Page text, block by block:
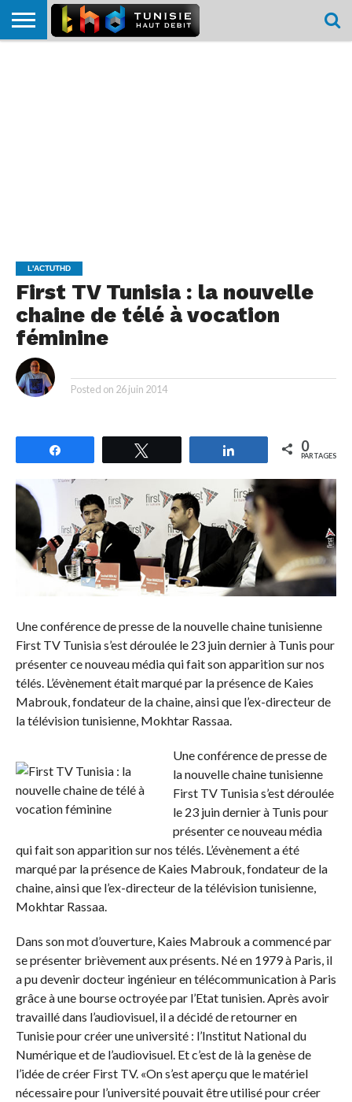
L'ACTUTHD
First TV Tunisia : la nouvelle
chaine de télé à vocation
féminine
Posted on 26 juin 2014
Partagez 0
PARTAGES
Une conférence de presse de la nouvelle chaine tunisienne
First TV Tunisia s’est déroulée le 23 juin dernier à Tunis pour
présenter ce nouveau média qui fait son apparition sur nos
télés. L’évènement était marqué par la présence de Kaies
Mabrouk, fondateur de la chaine, ainsi que l’ex-directeur de
la télévision tunisienne, Mokhtar Rassaa.
Une conférence de presse de
la nouvelle chaine tunisienne
First TV Tunisia s’est déroulée
le 23 juin dernier à Tunis pour
présenter ce nouveau média
qui fait son apparition sur nos télés. L’évènement a été
marqué par la présence de Kaies Mabrouk, fondateur de la
chaine, ainsi que l’ex-directeur de la télévision tunisienne,
Mokhtar Rassaa.
Dans son mot d’ouverture, Kaies Mabrouk a commencé par
se présenter brièvement aux présents. Né en 1979 à Paris, il
a pu devenir docteur ingénieur en télécommunication à Paris
grâce à une bourse octroyée par l’Etat tunisien. Après avoir
travaillé dans l’audiovisuel, il a décidé de retourner en
Tunisie pour créer une université : l’Institut National du
Numérique et de l’audiovisuel. Et c’est de là la genèse de
l’idée de créer First TV. «On s’est aperçu que le matériel
nécessaire pour l’université pouvait être utilisé pour créer